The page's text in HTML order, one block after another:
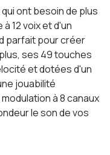
ont besoin de plus
12 voix et d'un
parfait pour créer
ses 49 touches
et dotées d'un
jouabilité
à 8 canaux
le son de vos